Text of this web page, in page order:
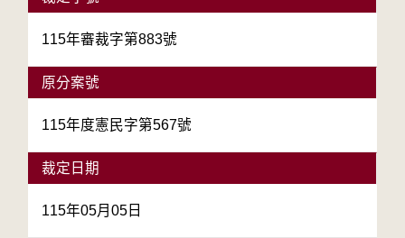
115年審裁字第883號
原分案號
115年度憲民字第567號
裁定日期
115年05月05日